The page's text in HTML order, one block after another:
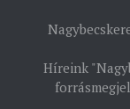
TÖRTÉNELEM
Híreink